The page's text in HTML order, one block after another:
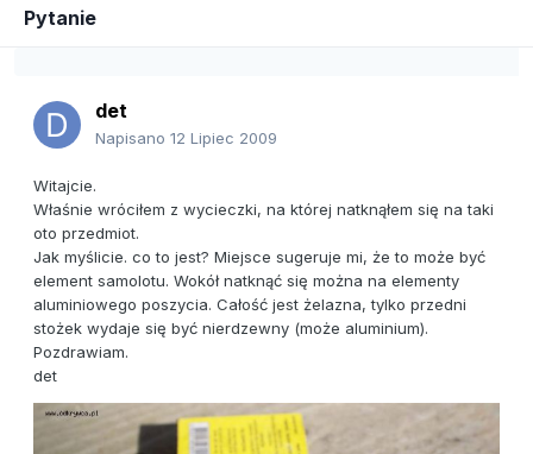
Pytanie
det
Napisano 12 Lipiec 2009
Witajcie.
Właśnie wróciłem z wycieczki, na której natknąłem się na taki
oto przedmiot.
Jak myślicie. co to jest? Miejsce sugeruje mi, że to może być
element samolotu. Wokół natknąć się można na elementy
aluminiowego poszycia. Całość jest żelazna, tylko przedni
stożek wydaje się być nierdzewny (może aluminium).
Pozdrawiam.
det